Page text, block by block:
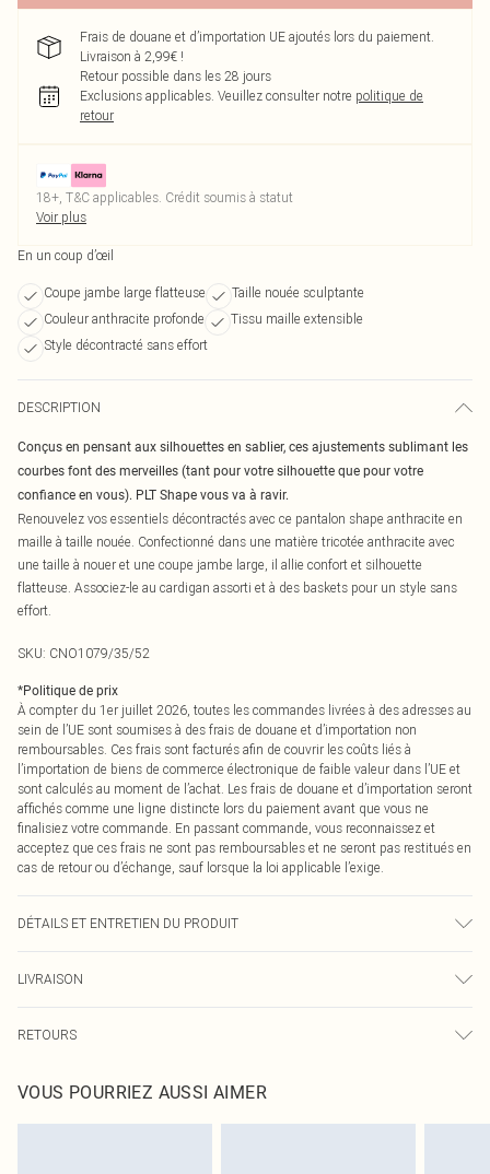
Frais de douane et d’importation UE ajoutés lors du paiement.
Livraison à 2,99€ !
Retour possible dans les 28 jours
Exclusions applicables. Veuillez consulter notre politique de
retour
18+, T&C applicables. Crédit soumis à statut
Voir plus
En un coup d’œil
Coupe jambe large flatteuse
Taille nouée sculptante
Couleur anthracite profonde
Tissu maille extensible
Style décontracté sans effort
DESCRIPTION
Conçus en pensant aux silhouettes en sablier, ces ajustements sublimant les
courbes font des merveilles (tant pour votre silhouette que pour votre
confiance en vous). PLT Shape vous va à ravir.
Renouvelez vos essentiels décontractés avec ce pantalon shape anthracite en
maille à taille nouée. Confectionné dans une matière tricotée anthracite avec
une taille à nouer et une coupe jambe large, il allie confort et silhouette
flatteuse. Associez-le au cardigan assorti et à des baskets pour un style sans
effort.
SKU: CNO1079/35/52
*Politique de prix
À compter du 1er juillet 2026, toutes les commandes livrées à des adresses au
sein de l’UE sont soumises à des frais de douane et d’importation non
remboursables. Ces frais sont facturés afin de couvrir les coûts liés à
l’importation de biens de commerce électronique de faible valeur dans l’UE et
sont calculés au moment de l’achat. Les frais de douane et d’importation seront
affichés comme une ligne distincte lors du paiement avant que vous ne
finalisiez votre commande. En passant commande, vous reconnaissez et
acceptez que ces frais ne sont pas remboursables et ne seront pas restitués en
cas de retour ou d’échange, sauf lorsque la loi applicable l’exige.
DÉTAILS ET ENTRETIEN DU PRODUIT
déteindre.
LIVRAISON
Livraison express France
Jusqu'à 2-3 jours ouvrables
RETOURS
pour nous retourner un article.
Veuillez noter que nous ne pouvons pas rembourser les masques tendance, les
VOUS POURRIEZ AUSSI AIMER